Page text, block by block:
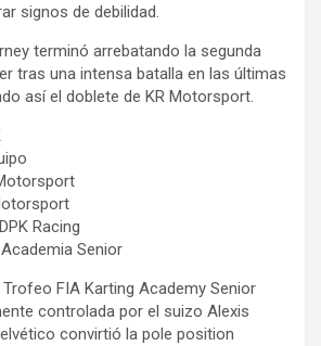
signos de debilidad.
terminó arrebatando la segunda
tras una intensa batalla en las últimas
así el doblete de KR Motorsport.
Racing
Senior
FIA Karting Academy Senior
controlada por el suizo Alexis
convirtió la pole position